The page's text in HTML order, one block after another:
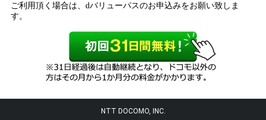
ご利用頂く場合は、dバリューパスのお申込みをお願い致しま
す。
NTT DOCOMO, INC.